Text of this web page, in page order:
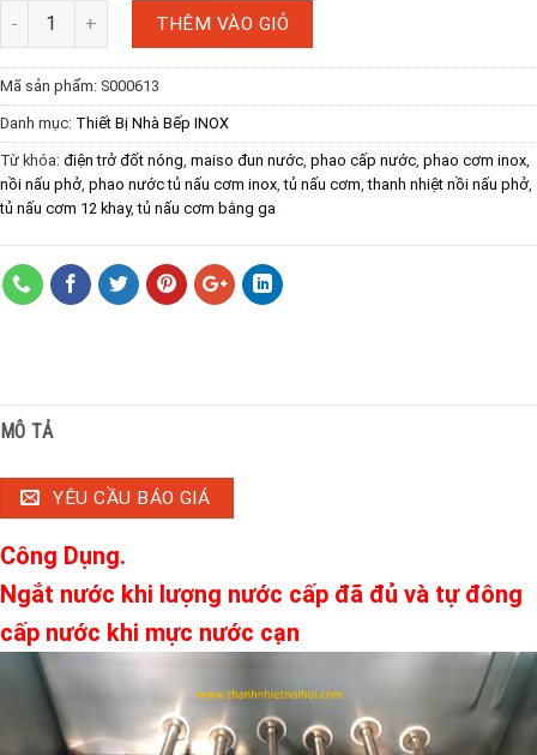
THÊM VÀO GIỎ
Mã sản phẩm: S000613
Danh mục: Thiết Bị Nhà Bếp INOX
Từ khóa: điện trở đốt nóng maiso đun nước phao cấp nước phao cơm inox
nồi nấu phở phao nước tủ nấu cơm inox ,tủ nấu cơm ,thanh nhiệt nồi nấu phở
tủ nấu cơm 12 khay,tủ nấu cơm bằng ga
MÔ TẢ
YÊU CẦU BÁO GIÁ
Công Dụng.
Ngắt nước khi lượng nước cấp đã đủ và tự đông
cấp nước khi mực nước cạn